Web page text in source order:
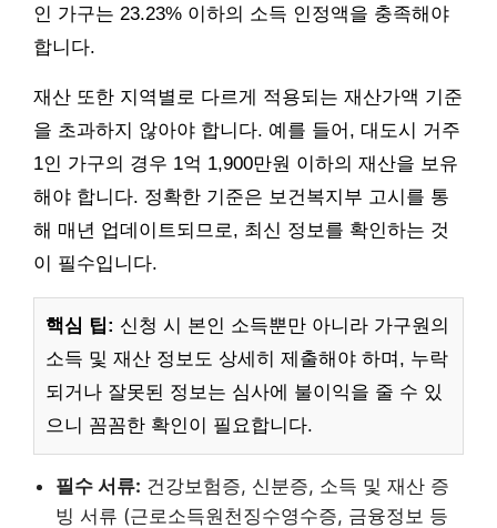
인 가구는 23.23% 이하의 소득 인정액을 충족해야
합니다.
재산 또한 지역별로 다르게 적용되는 재산가액 기준
을 초과하지 않아야 합니다. 예를 들어, 대도시 거주
1인 가구의 경우 1억 1,900만원 이하의 재산을 보유
해야 합니다. 정확한 기준은 보건복지부 고시를 통
해 매년 업데이트되므로, 최신 정보를 확인하는 것
이 필수입니다.
핵심 팁: 신청 시 본인 소득뿐만 아니라 가구원의
소득 및 재산 정보도 상세히 제출해야 하며, 누락
되거나 잘못된 정보는 심사에 불이익을 줄 수 있
으니 꼼꼼한 확인이 필요합니다.
필수 서류: 건강보험증, 신분증, 소득 및 재산 증
빙 서류 (근로소득원천징수영수증, 금융정보 등